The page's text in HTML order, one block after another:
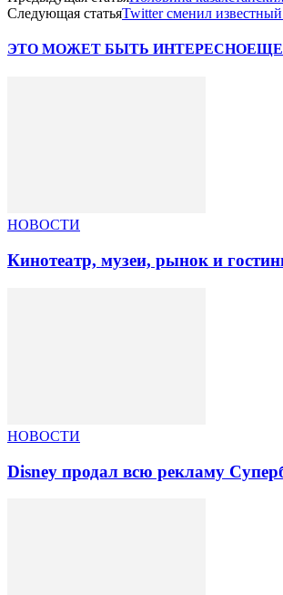
Следующая статьяTwitter сменил
ЭТО МОЖЕТ БЫТЬ ИНТЕРЕСНОЕЩЕ
НОВОСТИ
Кинотеатр, музеи, рынок и
НОВОСТИ
Disney продал всю рекламу